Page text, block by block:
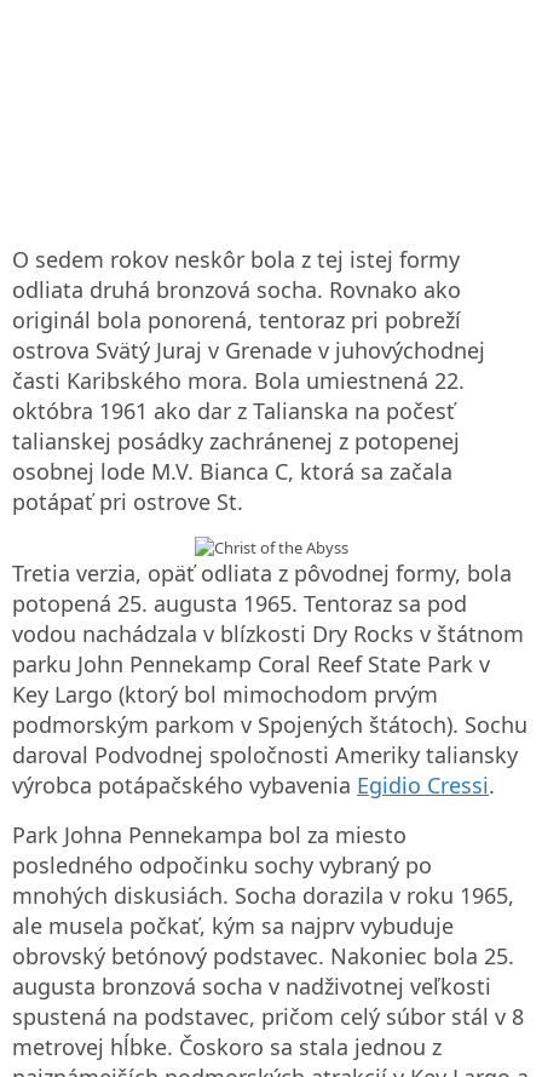
O sedem rokov neskôr bola z tej istej formy
odliata druhá bronzová socha. Rovnako ako
originál bola ponorená, tentoraz pri pobreží
ostrova Svätý Juraj v Grenade v juhovýchodnej
časti Karibského mora. Bola umiestnená 22.
októbra 1961 ako dar z Talianska na počesť
talianskej posádky zachránenej z potopenej
osobnej lode M.V. Bianca C, ktorá sa začala
potápať pri ostrove St.
Tretia verzia, opäť odliata z pôvodnej formy, bola
potopená 25. augusta 1965. Tentoraz sa pod
vodou nachádzala v blízkosti Dry Rocks v štátnom
parku John Pennekamp Coral Reef State Park v
Key Largo (ktorý bol mimochodom prvým
podmorským parkom v Spojených štátoch). Sochu
daroval Podvodnej spoločnosti Ameriky taliansky
výrobca potápačského vybavenia Egidio Cressi.
Park Johna Pennekampa bol za miesto
posledného odpočinku sochy vybraný po
mnohých diskusiách. Socha dorazila v roku 1965,
ale musela počkať, kým sa najprv vybuduje
obrovský betónový podstavec. Nakoniec bola 25.
augusta bronzová socha v nadživotnej veľkosti
spustená na podstavec, pričom celý súbor stál v 8
metrovej hĺbke. Čoskoro sa stala jednou z